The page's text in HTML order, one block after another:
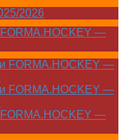
2026
—
FORMA.HOCKEY —
FORMA.HOCKEY —
—